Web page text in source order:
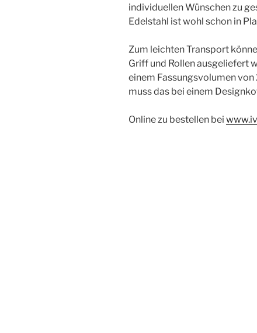
individuellen Wünschen zu
Edelstahl ist wohl schon in
Zum leichten Transport
Griff und Rollen ausgeliefert
einem Fassungsvolumen
muss das bei einem
Online zu bestellen bei